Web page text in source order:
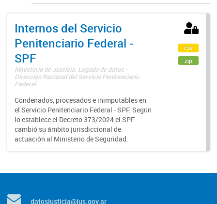
Internos del Servicio
Penitenciario Federal -
SPF
Ministerio de Justicia. Legado de datos -
Dirección Nacional del Servicio Penitenciario
Federal
Condenados, procesados e inimputables en
el Servicio Penitenciario Federal - SPF. Según
lo establece el Decreto 373/2024 el SPF
cambió su ámbito jurisdiccional de
actuación al Ministerio de Seguridad.
csv
zip
datosjusticia@jus.gov.ar